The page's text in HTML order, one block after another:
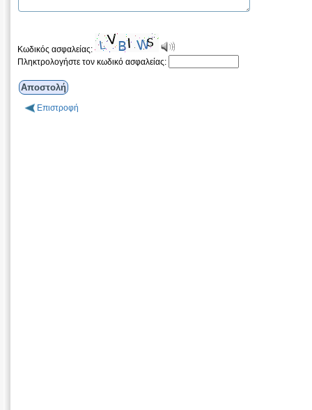
Κωδικός ασφαλείας:
Πληκτρολογήστε τον κωδικό ασφαλείας:
Επιστροφή